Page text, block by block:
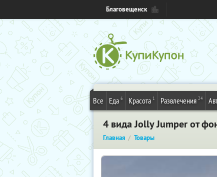
Благовещенск
Все Еда 6 Красота 1 Развлечения 24
4 вида Jolly Jumper от
Главная Товары